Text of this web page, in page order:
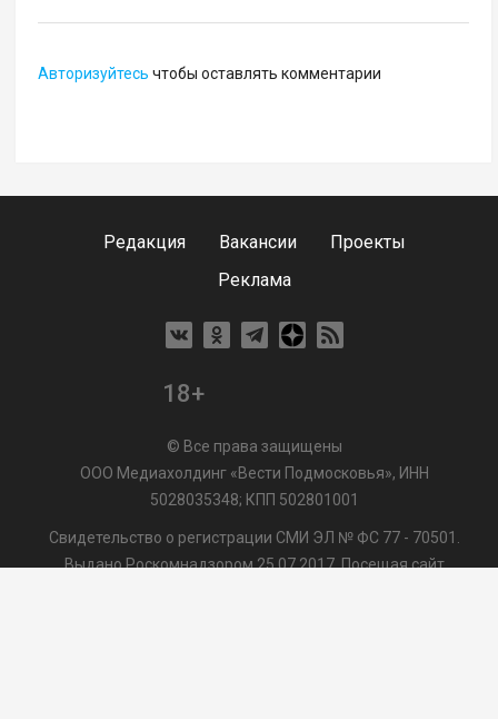
Авторизуйтесь чтобы оставлять комментарии
Редакция Вакансии
Проекты
Реклама
18+
© Все права защищены
ООО Медиахолдинг «Вести Подмосковья», ИНН
5028035348; КПП 502801001
Свидетельство о регистрации СМИ ЭЛ № ФС 77 - 70501.
Выдано Роскомнадзором 25.07.2017. Посещая сайт